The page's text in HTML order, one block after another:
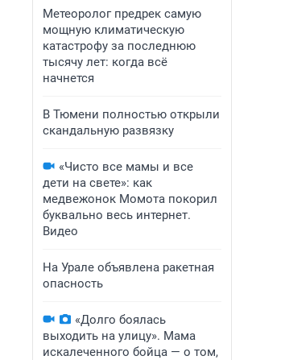
Метеоролог предрек самую
мощную климатическую
катастрофу за последнюю
тысячу лет: когда всё
начнется
В Тюмени полностью открыли
скандальную развязку
«Чисто все мамы и все
дети на свете»: как
медвежонок Момота покорил
буквально весь интернет.
Видео
На Урале объявлена ракетная
опасность
«Долго боялась
выходить на улицу». Мама
искалеченного бойца — о том,